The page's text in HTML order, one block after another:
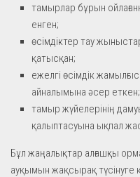
тамырлар бұрын
енген;
өсімдіктер тау
қатысқан;
ежелгі өсімдік
айналымына әсер еткен;
тамыр жүйелерінің
қалыптасуына ықпал
Бұл жаңалықтар алғашқы
ауқымын жақсырақ түсінуге